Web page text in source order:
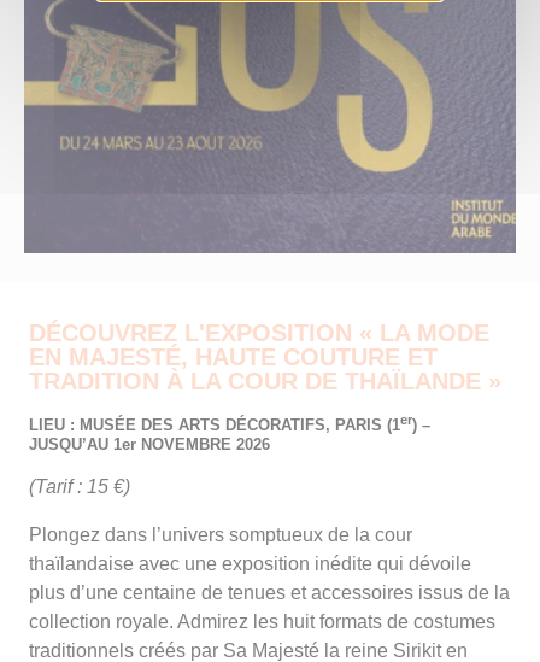
DÉCOUVREZ L'EXPOSITION « LA MODE
EN MAJESTÉ, HAUTE COUTURE ET
TRADITION À LA COUR DE THAÏLANDE »
LIEU : MUSÉE DES ARTS DÉCORATIFS, PARIS (1er) –
JUSQU’AU 1er NOVEMBRE 2026
(Tarif : 15 €)
Plongez dans l’univers somptueux de la cour
thaïlandaise avec une exposition inédite qui dévoile
plus d’une centaine de tenues et accessoires issus de la
collection royale. Admirez les huit formats de costumes
traditionnels créés par Sa Majesté la reine Sirikit en